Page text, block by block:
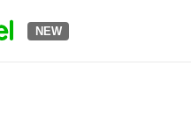
NEW